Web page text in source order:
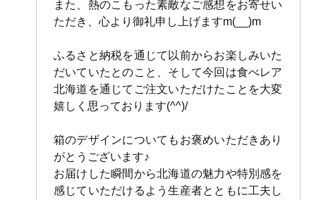
また、熱のこもった素敵なご感想をお寄せい
ただき、心より御礼申し上げますm(__)m
ふるさと納税を通じて以前からお楽しみいた
だいていたとのこと、そして今回は食べレア
北海道を通じてご注文いただけたことを大変
嬉しく思っております(^^)/
箱のデザインについてもお褒めいただきあり
がとうございます♪
お届けした瞬間から北海道の魅力や特別感を
感じていただけるよう生産者とともに工夫し